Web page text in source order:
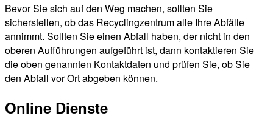
Bevor Sie sich auf den Weg machen, sollten Sie
sicherstellen, ob das Recyclingzentrum alle Ihre Abfälle
annimmt. Sollten Sie einen Abfall haben, der nicht in den
oberen Aufführungen aufgeführt ist, dann kontaktieren Sie
die oben genannten Kontaktdaten und prüfen Sie, ob Sie
den Abfall vor Ort abgeben können.
Online Dienste